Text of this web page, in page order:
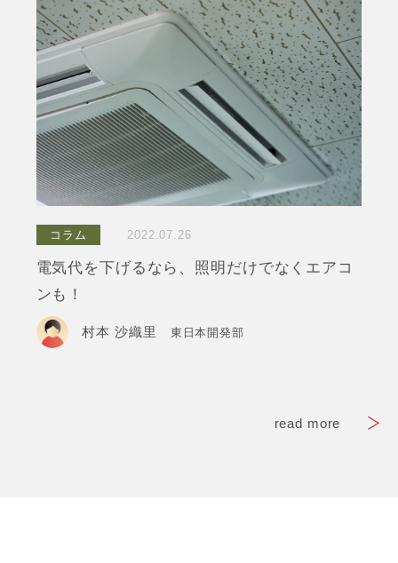
コラム 2022.07.26
電気代を下げるなら、照明だけでなくエアコ
ンも！
村本 沙織里 東日本開発部
read more